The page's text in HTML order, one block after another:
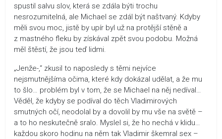
spustil salvu slov, která se zdála býti trochu
nesrozumitelná, ale Michael se zdál být naštvaný. Kdyby
měli svou moc, jistě by upír byl už na protější stěně a
z mastného fleku by získával zpět svou podobu. Možná
měl štěstí, že jsou teď lidmi.
„Jenže-,“ zkusil to naposledy s těmi nejvíce
nejsmutnějšíma očima, které kdy dokázal udělat, a že mu
to šlo… problém byl v tom, že se Michael na něj nedíval…
Věděl, že kdyby se podíval do těch Vladimirových
smutných očí, neodolal by a dovolil by mu vše na světě –
a to ho neskutečně sralo. Myslel si, že ho nechá v klidu…
každou skoro hodinu na něm tak Vladimir škemral sex –